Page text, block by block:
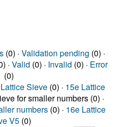
(0) · Validation pending (0) ·
· Valid (0) · Invalid (0) · Error
(0)
Sieve (0) · 15e Lattice
for smaller numbers (0) ·
numbers (0) · 16e Lattice
V5 (0)